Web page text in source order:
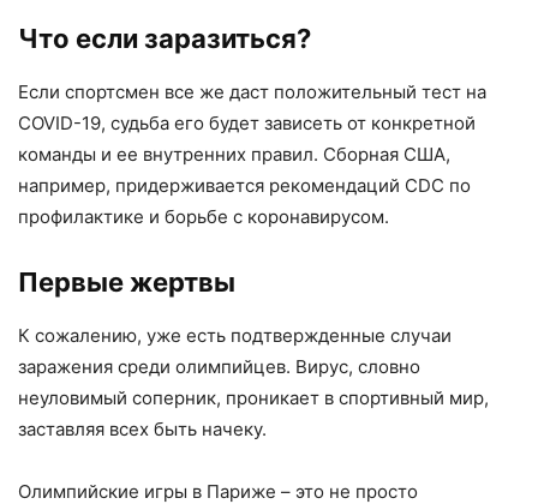
Что если заразиться?
Если спортсмен все же даст положительный тест на
COVID-19, судьба его будет зависеть от конкретной
команды и ее внутренних правил. Сборная США,
например, придерживается рекомендаций CDC по
профилактике и борьбе с коронавирусом.
Первые жертвы
К сожалению, уже есть подтвержденные случаи
заражения среди олимпийцев. Вирус, словно
неуловимый соперник, проникает в спортивный мир,
заставляя всех быть начеку.
Олимпийские игры в Париже – это не просто